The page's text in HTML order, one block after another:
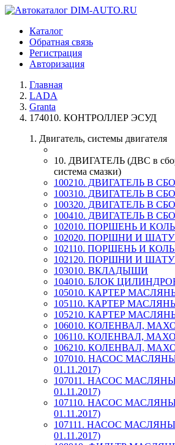
Каталог
Обратная связь
Регистрация
Авторизация
Главная
LADA
Granta
174010. КОНТРОЛЛЕР ЭСУД
1. Двигатель, системы двигателя
10. ДВИГАТЕЛЬ (ДВС в
система смазки)
100210. ДВИГАТЕЛЬ В
100310. ДВИГАТЕЛЬ В
100320. ДВИГАТЕЛЬ В
100410. ДВИГАТЕЛЬ В
102010. ПОРШЕНЬ И
102020. ПОРШНИ И
102110. ПОРШЕНЬ И
102120. ПОРШНИ И
103010. ВКЛАДЫШИ
104010. БЛОК
105010. КАРТЕР
105110. КАРТЕР
105210. КАРТЕР
106010. КОЛЕНВАЛ,
106110. КОЛЕНВАЛ,
106210. КОЛЕНВАЛ,
107010. НАСОС
01.11.2017)
107011. НАСОС
01.11.2017)
107110. НАСОС
01.11.2017)
107111. НАСОС
01.11.2017)